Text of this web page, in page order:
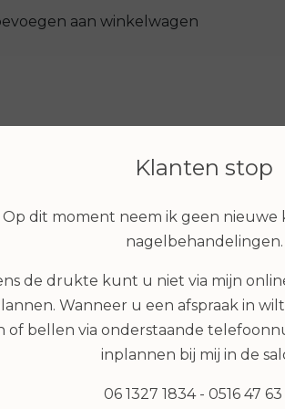
aan winkelwagen
Klanten stop
Op dit moment neem ik geen nieuwe
nagelbehandelingen.
de drukte kunt u niet via mijn
Wanneer u een afspraak in
of bellen via onderstaande
inplannen bij mij in de
06 1327 1834 - 0516 47